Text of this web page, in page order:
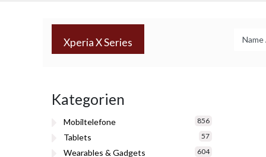
Xperia X Series
Kategorien
Mobiltelefone 856
Tablets 57
Wearables & Gadgets 604